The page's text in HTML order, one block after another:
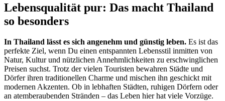
Lebensqualität pur: Das macht Thailand
so besonders
In Thailand lässt es sich angenehm und günstig leben. Es ist das
perfekte Ziel, wenn Du einen entspannten Lebensstil inmitten von
Natur, Kultur und nützlichen Annehmlichkeiten zu erschwinglichen
Preisen suchst. Trotz der vielen Touristen bewahren Städte und
Dörfer ihren traditionellen Charme und mischen ihn geschickt mit
modernen Akzenten. Ob in lebhaften Städten, ruhigen Dörfern oder
an atemberaubenden Stränden – das Leben hier hat viele Vorzüge.